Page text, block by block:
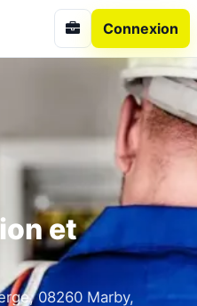
Connexion
et
08260 Marby,